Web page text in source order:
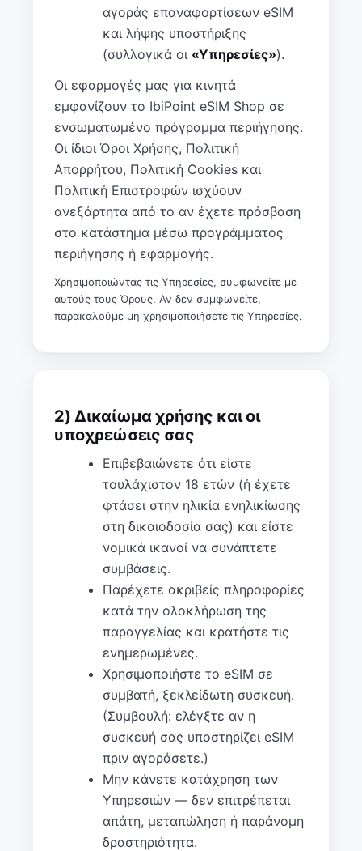
αγοράς επαναφορτίσεων eSIM
και λήψης υποστήριξης
(συλλογικά οι «Υπηρεσίες»).
Οι εφαρμογές μας για κινητά
εμφανίζουν το IbiPoint eSIM Shop σε
ενσωματωμένο πρόγραμμα περιήγησης.
Οι ίδιοι Όροι Χρήσης, Πολιτική
Απορρήτου, Πολιτική Cookies και
Πολιτική Επιστροφών ισχύουν
ανεξάρτητα από το αν έχετε πρόσβαση
στο κατάστημα μέσω προγράμματος
περιήγησης ή εφαρμογής.
Χρησιμοποιώντας τις Υπηρεσίες, συμφωνείτε με
αυτούς τους Όρους. Αν δεν συμφωνείτε,
παρακαλούμε μη χρησιμοποιήσετε τις Υπηρεσίες.
2) Δικαίωμα χρήσης και οι
υποχρεώσεις σας
Επιβεβαιώνετε ότι είστε
τουλάχιστον 18 ετών (ή έχετε
φτάσει στην ηλικία ενηλικίωσης
στη δικαιοδοσία σας) και είστε
νομικά ικανοί να συνάπτετε
συμβάσεις.
Παρέχετε ακριβείς πληροφορίες
κατά την ολοκλήρωση της
παραγγελίας και κρατήστε τις
ενημερωμένες.
Χρησιμοποιήστε το eSIM σε
συμβατή, ξεκλείδωτη συσκευή.
(Συμβουλή: ελέγξτε αν η
συσκευή σας υποστηρίζει eSIM
πριν αγοράσετε.)
Μην κάνετε κατάχρηση των
Υπηρεσιών — δεν επιτρέπεται
απάτη, μεταπώληση ή παράνομη
δραστηριότητα.